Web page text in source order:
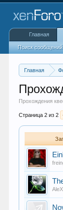
Главная
Прохождения
Страница 2 из 2
Главная
Поиск сообщений